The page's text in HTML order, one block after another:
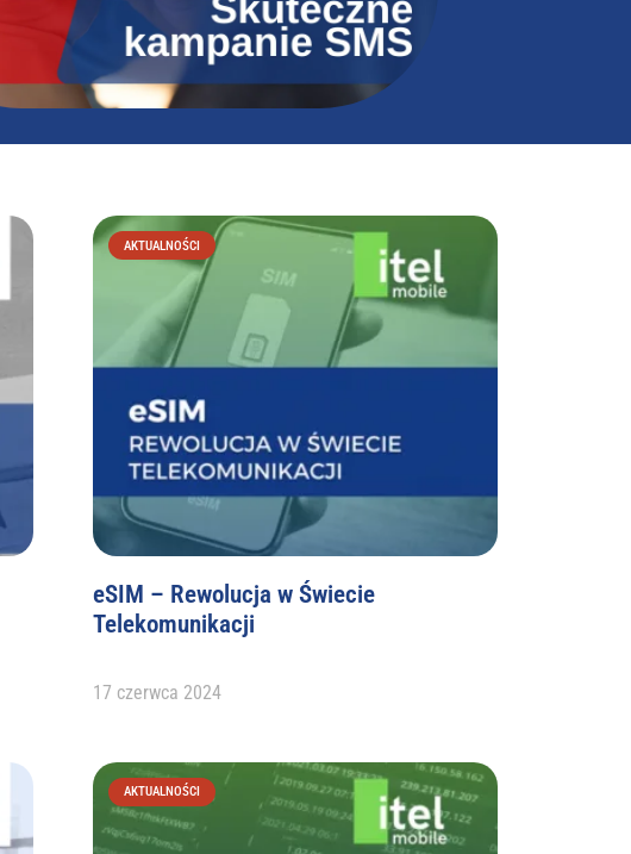
AKTUALNOŚCI
eSIM – Rewolucja w Świecie
Telekomunikacji
17 czerwca 2024
AKTUALNOŚCI